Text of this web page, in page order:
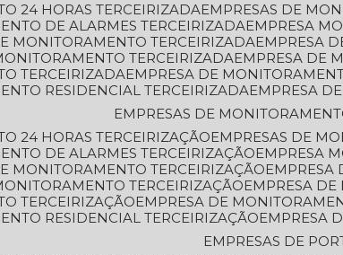
24 HORAS TERCEIRIZADA
EMPRESAS DE
DE ALARMES TERCEIRIZADA
EMPRESA
E MONITORAMENTO TERCEIRIZADA
EMPRESA
TERCEIRIZADA
EMPRESA DE
TERCEIRIZADA
EMPRESA DE
RESIDENCIAL TERCEIRIZADA
EMPRESA
EMPRESAS DE
24 HORAS TERCEIRIZAÇÃO
EMPRESAS DE
DE ALARMES TERCEIRIZAÇÃO
EMPRESA
E MONITORAMENTO TERCEIRIZAÇÃO
TERCEIRIZAÇÃO
EMPRESA
TERCEIRIZAÇÃO
EMPRESA DE
RESIDENCIAL TERCEIRIZAÇÃO
EMPRESA
EMPRESAS DE